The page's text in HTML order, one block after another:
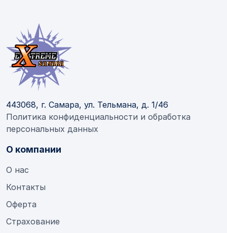
443068, г. Самара, ул. Тельмана, д. 1/46
Политика конфиденциальности и обработка
персональных данных
О компании
О нас
Контакты
Оферта
Страхование